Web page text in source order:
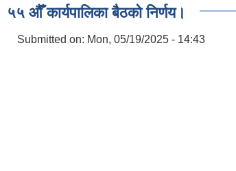
५५ औँ कार्यपालिका बैठको निर्णय।
Submitted on: Mon, 05/19/2025 - 14:43